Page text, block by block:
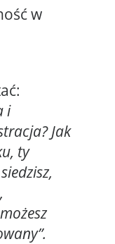
w
i
Jak
ty